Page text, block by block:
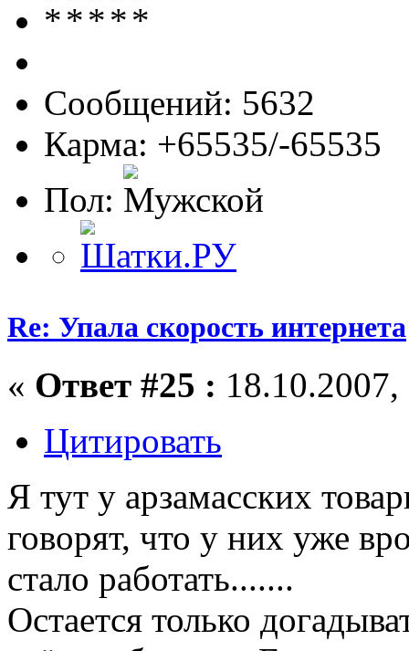
Сообщений: 5632
Карма: +65535/-65535
Пол:
Re: Упала скорость интернета
« Ответ #25 :
Цитировать
Я тут у арзамасских
говорят, что у них уже
стало работать.......
Остается только